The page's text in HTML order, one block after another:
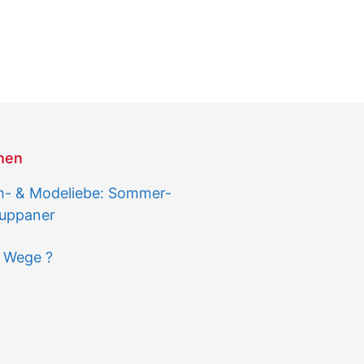
& Modeliebe: Sommer-
?